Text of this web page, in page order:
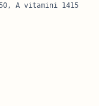
A vitamini 1415